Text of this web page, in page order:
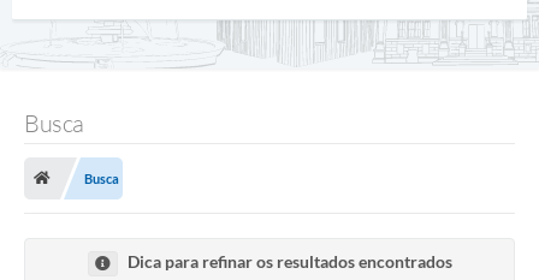
Busca
Busca
Dica para refinar os resultados encontrados